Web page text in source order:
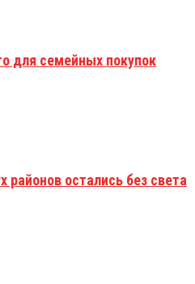
для семейных покупок
районов остались без света